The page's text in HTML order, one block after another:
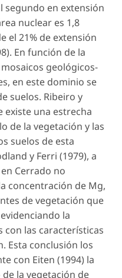
segundo en extensión
nuclear es 1,8
el 21% de extensión
En función de la
geológicos-
en este dominio se
suelos. Ribeiro y
existe una estrecha
de la vegetación y las
suelos de esta
y Ferri (1979), a
Cerrado no
concentración de Mg,
de vegetación que
la
con las características
Esta conclusión los
con Eiten (1994) la
la vegetación de